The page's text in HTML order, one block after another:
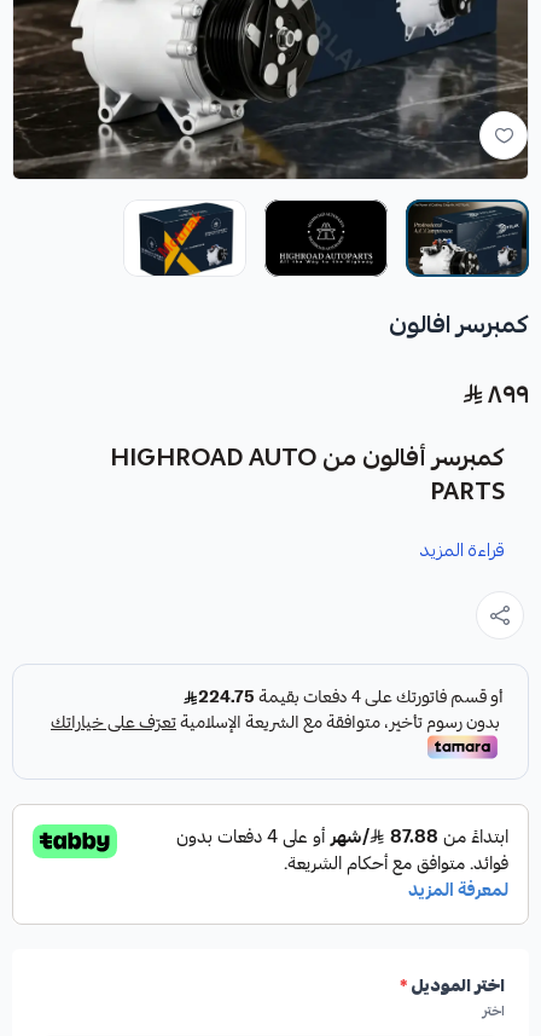
كمبرسر افالون
٨٩٩
كمبرسر أفالون من HIGHROAD AUTO
PARTS
نوفر لك كمبرسر أفالون كقطعة غيار متينة وعالية الجودة، مصممة
خصيصًا لسيارتك.
المواصفات:
العلامة التجارية:HIGHROAD AUTO PARTS
بلد المنشأ:صناعة أمريكية
الجودة:جودة عالية
قراءة المزيد
اختر الموديل*
اختر